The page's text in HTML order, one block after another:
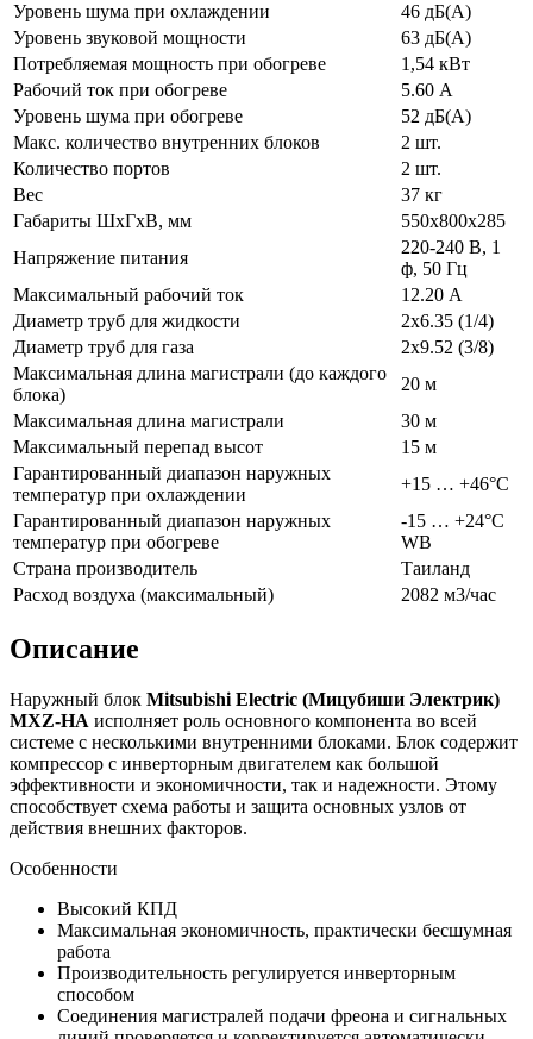
Уровень шума при охлаждении
46 дБ(А)
Уровень звуковой мощности
63 дБ(А)
Потребляемая мощность при обогреве
1,54 кВт
Рабочий ток при обогреве
5.60 А
Уровень шума при обогреве
52 дБ(А)
Макс. количество внутренних блоков
2 шт.
Количество портов
2 шт.
Вес
37 кг
Габариты ШхГхВ, мм
550x800x285
Напряжение питания
220-240 В, 1
ф, 50 Гц
Максимальный рабочий ток
12.20 А
Диаметр труб для жидкости
2x6.35 (1/4)
Диаметр труб для газа
2x9.52 (3/8)
Максимальная длина магистрали (до каждого
блока)
20 м
Максимальная длина магистрали
30 м
Максимальный перепад высот
15 м
Гарантированный диапазон наружных
температур при охлаждении
+15 … +46°C
Гарантированный диапазон наружных
температур при обогреве
-15 … +24°C
WB
Страна производитель
Таиланд
Расход воздуха (максимальный)
2082 м3/час
Описание
Наружный блок Mitsubishi Electric (Мицубиши Электрик)
MXZ-HA исполняет роль основного компонента во всей
системе с несколькими внутренними блоками. Блок содержит
компрессор с инверторным двигателем как большой
эффективности и экономичности, так и надежности. Этому
способствует схема работы и защита основных узлов от
действия внешних факторов.
Особенности
Высокий КПД
Максимальная экономичность, практически бесшумная
работа
Производительность регулируется инверторным
способом
Соединения магистралей подачи фреона и сигнальных